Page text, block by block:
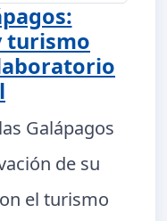
turismo
Galápagos
de su
el turismo